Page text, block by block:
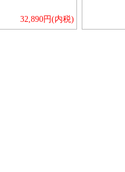
32,890円(内税)